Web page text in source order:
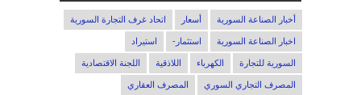
أخبار الصناعة السورية أسعار اتحاد غرف التجارة السورية
اخبار الصناعة السورية استثمار- استيراد
السورية للتجارة الكهرباء اللاذقية اللجنة الاقتصادية
المصرف التجاري السوري المصرف العقاري